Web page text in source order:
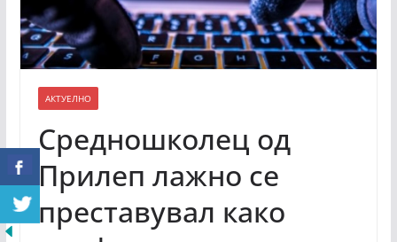
АКТУЕЛНО
Средношколец од
Прилеп лажно се
преставувал како